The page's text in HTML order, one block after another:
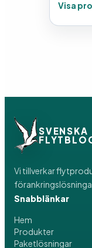
Visa
SVENSKA
Vi tillverkar
Snabblänkar
Hem
Produkter
Paketlösningar